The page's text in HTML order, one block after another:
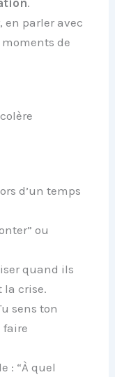
en parler avec
moments de
d’un temps
ou
quand ils
la crise.
sens ton
faire
: “À quel